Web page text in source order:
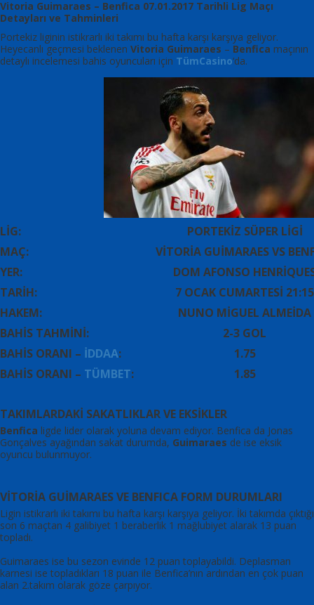
Vitoria Guimaraes – Benfica 07.01.2017 Tarihli Lig Maçı
Detayları ve Tahminleri
Portekiz liginin istikrarlı iki takımı bu hafta karşı karşıya geliyor.
Heyecanlı geçmesi beklenen Vitoria Guimaraes – Benfica maçının
detaylı incelemesi bahis oyuncuları için TümCasino‘da.
LİG:
PORTEKİZ SÜPER LİGİ
MAÇ:
VİTORİA GUİMARAES VS
YER:
DOM AFONSO
TARİH:
7 OCAK CUMARTESİ 21:15
HAKEM:
NUNO MİGUEL ALMEİDA
BAHİS TAHMİNİ:
2-3 GOL
BAHİS ORANI – İDDAA:
1.75
BAHİS ORANI – TÜMBET: 1.85
TAKIMLARDAKİ SAKATLIKLAR VE EKSİKLER
Benfica ligde lider olarak yoluna devam ediyor. Benfica da Jonas
Gonçalves ayağından sakat durumda, Guimaraes de ise eksik
oyuncu bulunmuyor.
VİTORİA GUİMARAES VE BENFICA FORM DURUMLARI
Ligin istikrarlı iki takımı bu hafta karşı karşıya geliyor. İki takımda çıktığı
son 6 maçtan 4 galibiyet 1 beraberlik 1 mağlubiyet alarak 13 puan
topladı.
Guimaraes ise bu sezon evinde 12 puan toplayabildi. Deplasman
karnesi ise topladıkları 18 puan ile Benfica’nın ardından en çok puan
alan 2.takım olarak göze çarpıyor.